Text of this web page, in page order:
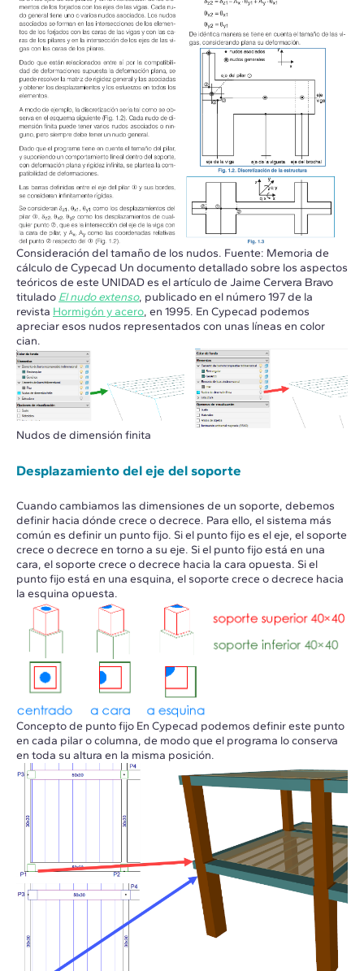
Consideración del tamaño de los nudos. Fuente: Memoria de
cálculo de Cypecad Un documento detallado sobre los aspectos
teóricos de este UNIDAD es el artículo de Jaime Cervera Bravo
titulado El nudo extenso, publicado en el número 197 de la
revista Hormigón y acero, en 1995. En Cypecad podemos
apreciar esos nudos representados con unas líneas en color
cian.
Nudos de dimensión finita
Desplazamiento del eje del soporte
Cuando cambiamos las dimensiones de un soporte, debemos
definir hacia dónde crece o decrece. Para ello, el sistema más
común es definir un punto fijo. Si el punto fijo es el eje, el soporte
crece o decrece en torno a su eje. Si el punto fijo está en una
cara, el soporte crece o decrece hacia la cara opuesta. Si el
punto fijo está en una esquina, el soporte crece o decrece hacia
la esquina opuesta.
Concepto de punto fijo En Cypecad podemos definir este punto
en cada pilar o columna, de modo que el programa lo conserva
en toda su altura en la misma posición.